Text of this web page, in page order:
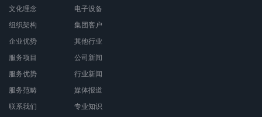
文化理念
组织架构
企业优势
服务项目
服务优势
服务范畴
联系我们
电子设备
集团客户
其他行业
公司新闻
行业新闻
媒体报道
专业知识